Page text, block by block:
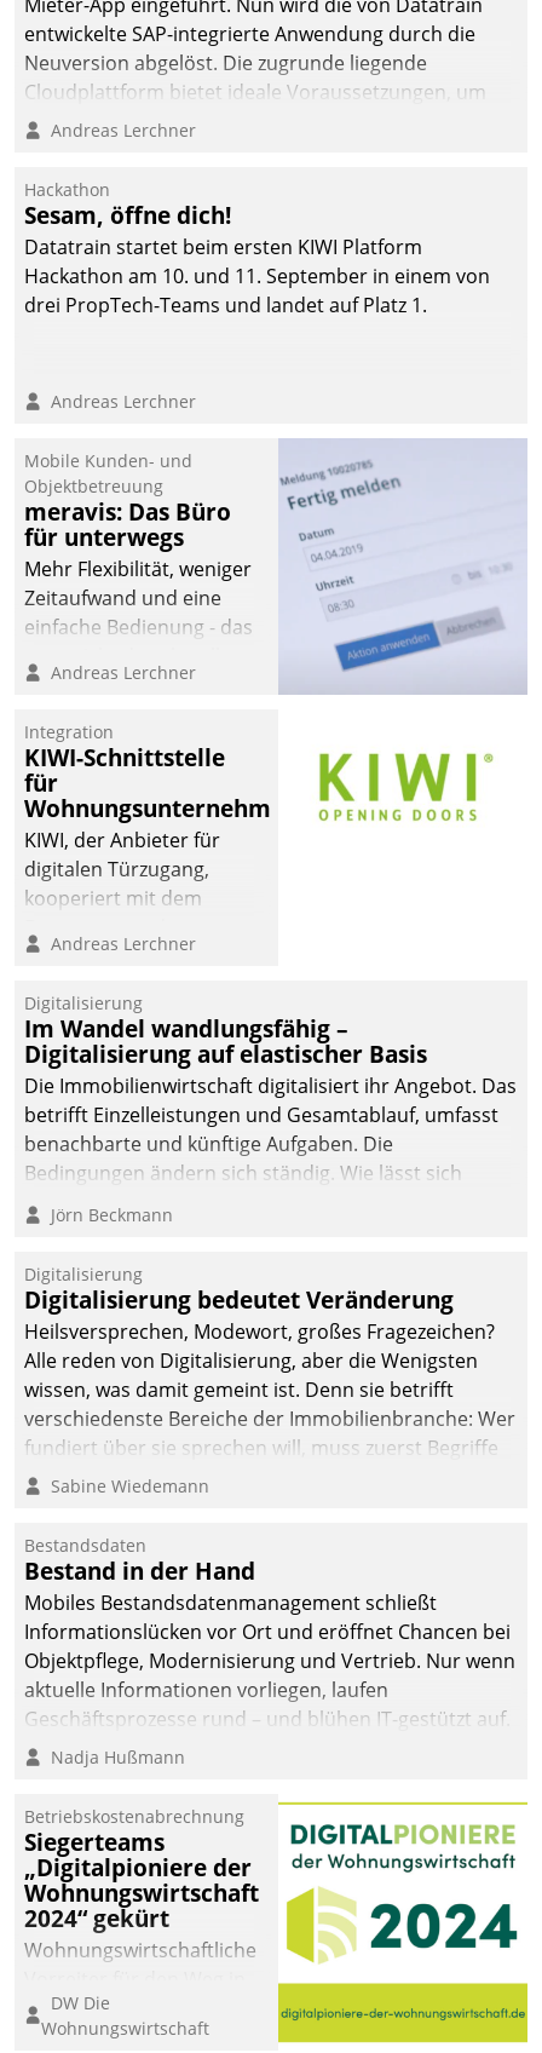
entwickelte SAP-integrierte Anwendung durch die
Neuversion abgelöst. Die zugrunde liegende
Cloudplattform bietet ideale Voraussetzungen, um
die Funktionalität der App zu erweitern und weitere
integrieren.
Andreas Lerchner
Hackathon
Sesam, öffne dich!
Datatrain startet beim ersten KIWI Platform
Hackathon am 10. und 11. September in einem von
drei PropTech-Teams und landet auf Platz 1.
Andreas Lerchner
Mobile Kunden- und
Objektbetreuung
meravis: Das Büro
für unterwegs
Mehr Flexibilität, weniger
Zeitaufwand und eine
einfache Bedienung - das
Cockpit für mobile
Datatrain. Die meravis
Wohnungsbau- und
Immobilien GmbH hat
sich dabei für den Betrieb
der Lösung über die SAP
Cloud Platform
Unternehmen am
Andreas Lerchner
Integration
KIWI-Schnittstelle
für
Wohnungsunternehmen
KIWI, der Anbieter für
digitalen Türzugang,
kooperiert mit dem
Softwareentwicklungshaus
Andreas Lerchner
Digitalisierung
Im Wandel wandlungsfähig –
Digitalisierung auf elastischer Basis
Die Immobilienwirtschaft digitalisiert ihr Angebot. Das
betrifft Einzelleistungen und Gesamtablauf, umfasst
benachbarte und künftige Aufgaben. Die
Bedingungen ändern sich ständig. Wie lässt sich
technisch die Kontrolle wahren und zugleich Freiraum
fürs Wachsen öffnen?
Jörn Beckmann
Digitalisierung
Digitalisierung bedeutet Veränderung
Heilsversprechen, Modewort, großes Fragezeichen?
Alle reden von Digitalisierung, aber die Wenigsten
wissen, was damit gemeint ist. Denn sie betrifft
verschiedenste Bereiche der Immobilienbranche: Wer
fundiert über sie sprechen will, muss zuerst Begriffe
klären. Ein Aspekt ist die betriebliche Optimierung:
Einsparungen durch optimierte und automatisierte
Prozesse. Doch man darf nicht zu viel erwarten: Allein
mit der Einführung einer neuen Software ist es nicht
getan. Die Digitalisierung erfordert von Unternehmen
die Bereitschaft, sich zu überprüfen, zu hinterfragen
und zu verändern.
Sabine Wiedemann
Bestandsdaten
Bestand in der Hand
Mobiles Bestandsdatenmanagement schließt
Informationslücken vor Ort und eröffnet Chancen bei
Objektpflege, Modernisierung und Vertrieb. Nur wenn
aktuelle Informationen vorliegen, laufen
Geschäftsprozesse rund – und blühen IT-gestützt auf.
Nadja Hußmann
Betriebskostenabrechnung
Siegerteams
„Digitalpioniere der
Wohnungswirtschaft
2024“ gekürt
Wohnungswirtschaftliche
eine digitale Zukunft zu
finden, ist das Ziel des
DW Die
Wohnungswirtschaft